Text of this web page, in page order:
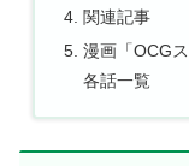
関連記事
漫画「OCG
各話一覧